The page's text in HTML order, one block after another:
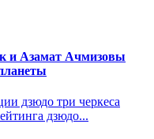
и Азамат Ачмизовы
дзюдо три черкеса
дзюдо...